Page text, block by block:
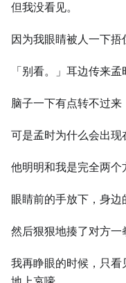
但我没看见。
因为我眼睛被人一下捂
「别看。」耳边传来孟
脑子一下有点转不过来
可是孟时为什么会出现
他明明和我是完全两个
眼睛前的手放下，身边
然后狠狠地揍了对方一
我再睁眼的时候，只